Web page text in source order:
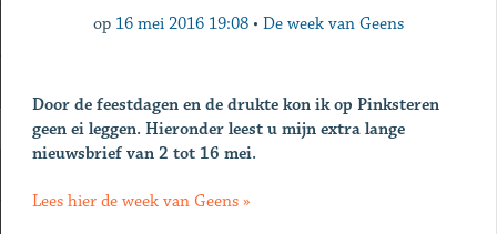
op 16 mei 2016 19:08 • De week van Geens
Door de feestdagen en de drukte kon ik op Pinksteren
geen ei leggen. Hieronder leest u mijn extra lange
nieuwsbrief van 2 tot 16 mei.
Lees hier de week van Geens »